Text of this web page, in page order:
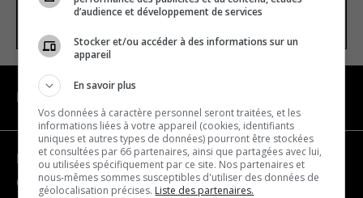
SUBSCRIBE
NAVIGATION
Become a partner
Contact us
d’audience et développement de services
Stocker et/ou accéder à des informations sur un
appareil
En savoir plus
Vos données à caractère personnel seront traitées, et les
informations liées à votre appareil (cookies, identifiants
uniques et autres types de données) pourront être stockées
et consultées par 66 partenaires, ainsi que partagées avec lui,
ou utilisées spécifiquement par ce site. Nos partenaires et
nous-mêmes sommes susceptibles d'utiliser des données de
géolocalisation précises. Liste des partenaires.